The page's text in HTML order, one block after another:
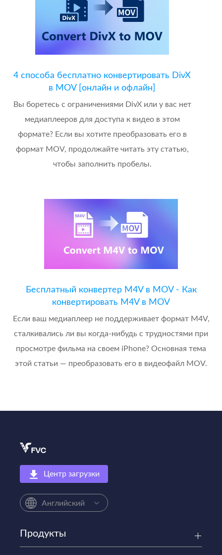
4 способа бесплатно конвертировать DivX
в MOV [онлайн и офлайн]
Вы боретесь с ограничениями DivX или у вас нет
медиаплееров для доступа к видео в этом
формате? Если вы хотите преобразовать его в
формат MOV, продолжайте читать эту статью,
чтобы заполнить пробелы.
Бесплатный конвертер M4V в MOV - Как
конвертировать M4V в MOV
Если ваш медиаплеер не поддерживает формат M4V,
сталкивались ли вы когда-нибудь с трудностями при
просмотре фильма на своем iPhone? Основная тема
этой статьи — преобразовать его в видеофайл MOV.
Центр загрузки
Английский
Продукты